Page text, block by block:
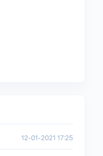
12-01-2021 17:25